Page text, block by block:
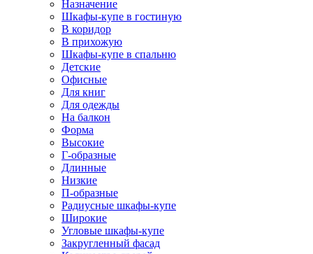
Назначение
Шкафы-купе в гостиную
В коридор
В прихожую
Шкафы-купе в спальню
Детские
Офисные
Для книг
Для одежды
На балкон
Форма
Высокие
Г-образные
Длинные
Низкие
П-образные
Радиусные шкафы-купе
Широкие
Угловые шкафы-купе
Закругленный фасад